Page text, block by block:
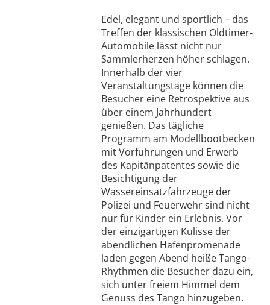
Edel, elegant und sportlich – das
Treffen der klassischen Oldtimer-
Automobile lässt nicht nur
Sammlerherzen höher schlagen.
Innerhalb der vier
Veranstaltungstage können die
Besucher eine Retrospektive aus
über einem Jahrhundert
genießen. Das tägliche
Programm am Modellbootbecken
mit Vorführungen und Erwerb
des Kapitänpatentes sowie die
Besichtigung der
Wassereinsatzfahrzeuge der
Polizei und Feuerwehr sind nicht
nur für Kinder ein Erlebnis. Vor
der einzigartigen Kulisse der
abendlichen Hafenpromenade
laden gegen Abend heiße Tango-
Rhythmen die Besucher dazu ein,
sich unter freiem Himmel dem
Genuss des Tango hinzugeben.